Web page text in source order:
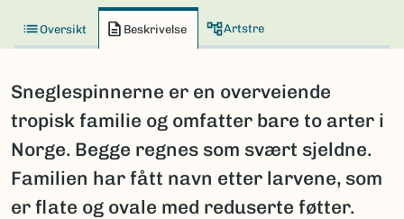
Oversikt Beskrivelse Artstre
Sneglespinnerne er en overveiende
tropisk familie og omfatter bare to arter i
Norge. Begge regnes som svært sjeldne.
Familien har fått navn etter larvene, som
er flate og ovale med reduserte føtter.